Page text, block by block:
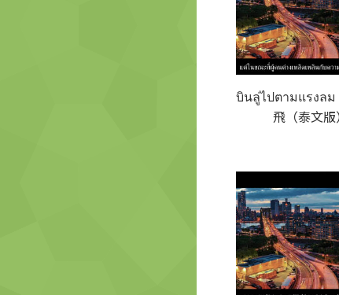
บินลู่ไปตามแรงลม
飛（泰文版）